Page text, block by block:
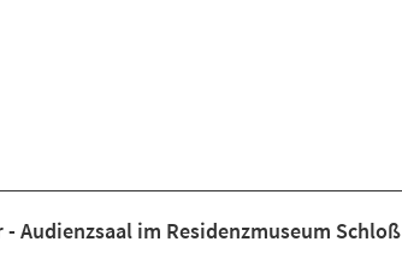
Audienzsaal im Residenzmuseum Schloß